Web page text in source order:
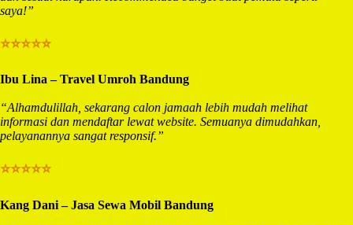
saya!”
⭐⭐⭐⭐⭐
Ibu Lina – Travel Umroh Bandung
“Alhamdulillah, sekarang calon jamaah lebih mudah melihat
informasi dan mendaftar lewat website. Semuanya dimudahkan,
pelayanannya sangat responsif.”
⭐⭐⭐⭐⭐
Kang Dani – Jasa Sewa Mobil Bandung